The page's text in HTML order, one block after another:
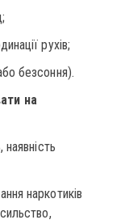
рухів;
безсоння).
на
наркотиків